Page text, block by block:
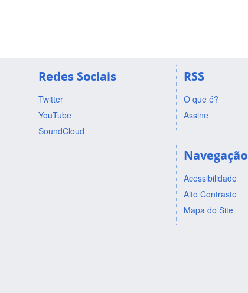
Redes Sociais
Twitter
YouTube
SoundCloud
RSS
O que é?
Assine
Navegação
Acessibilidade
Alto Contraste
Mapa do Site